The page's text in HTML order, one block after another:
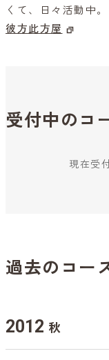
くて、日々活動中。
彼方此方屋
受付中のコ
現在受
過去のコー
2012 秋